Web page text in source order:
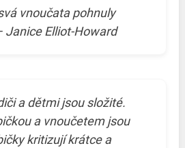
vnoučata pohnuly
Janice Elliot-Howard
a dětmi jsou složité.
a vnoučetem jsou
kritizují krátce a